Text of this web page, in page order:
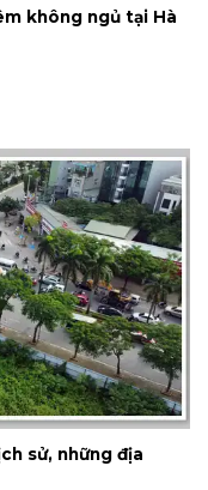
không ngủ tại Hà
sử, những địa